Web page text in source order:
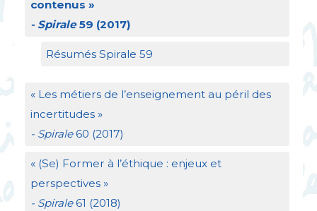
contenus »
- Spirale59 (2017)
Résumés Spirale 59
« Les métiers de l’enseignement au péril des
incertitudes »
- Spirale60 (2017)
« (Se) Former à l’éthique : enjeux et
perspectives »
- Spirale61 (2018)